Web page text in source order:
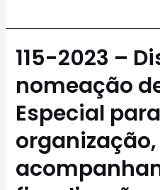
115-2023 –
nomeação
Especial para
organização,